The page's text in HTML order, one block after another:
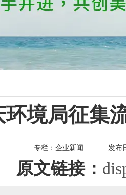
环境局征集
专栏： 企业新闻 发布
原文链接：